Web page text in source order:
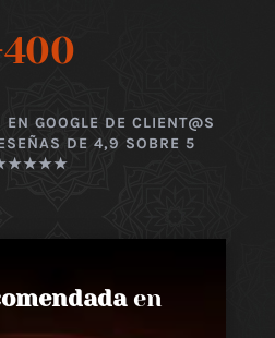
GOOGLE DE CLIENT@S
DE 4,9 SOBRE 5
en